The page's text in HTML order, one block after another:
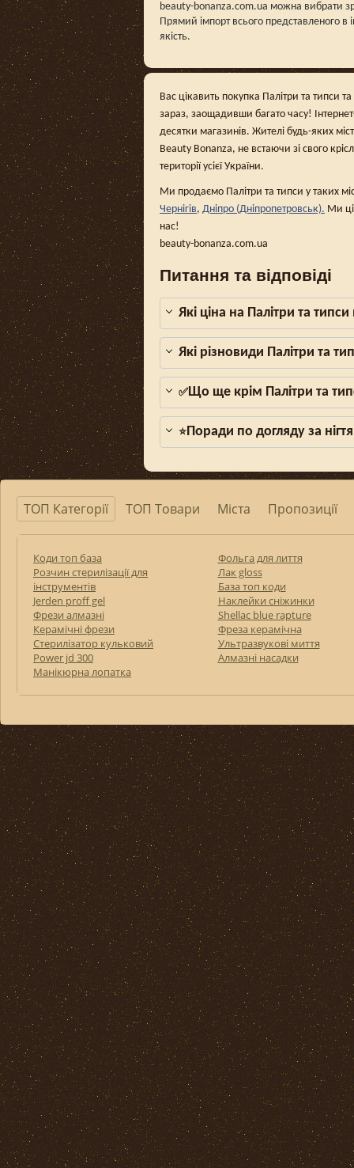
beauty-bonanza.com.ua можна вибрати
Прямий імпорт всього представленого в
якість.
Вас цікавить покупка Палітри та типси
зараз, заощадивши багато часу!
десятки магазинів. Жителі будь-яких
Beauty Bonanza, не встаючи зі свого
території усієї України.
Ми продаємо Палітри та типси у таких
Чернігів, Дніпро (Дніпропетровськ). Ми
нас!
beauty-bonanza.com.ua
Питання та відповіді
Які ціна на Палітри та
Які різновиди Палітри та
✅Що ще крім Палітри та
⭐Поради по догляду за
ТОП Категорії ТОП Товари Міста Пропозиції
Коди топ база
Розчин стерилізації для
інструментів
Jerden proff gel
Фрези алмазні
Керамічні фрези
Стерилізатор кульковий
Power jd 300
Манікюрна лопатка
Фольга для лиття
Лак gloss
База топ коди
Наклейки сніжинки
Shellac blue rapture
Фреза керамічна
Ультразвукові миття
Алмазні насадки